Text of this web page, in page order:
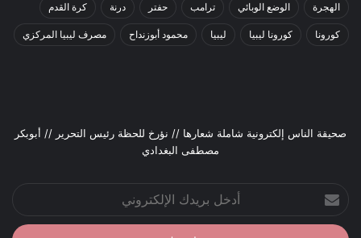
الهجرة الوضع الوبائي ترامب حفتر درنة كرة القدم
كورونا كورونا ليبيا ليبيا محمود أبوزنداح مصرف ليبيا المركزي
صحيقة الناس إلكترونية شاملة شعارها // نؤرخ للحظة رئيس التحرير // أبوبكر
مصطفى البغدادي
بريدك
الإلكتروني